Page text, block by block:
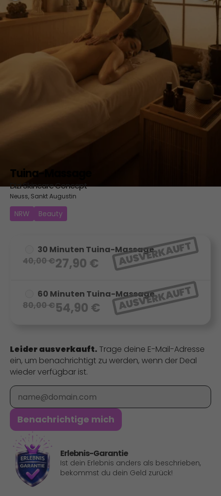
Tuina-Massage
Dizi Skincare Concept
Neuss, Sankt Augustin
NRW Beauty
30 Minuten Tuina-Massage
40,00€27,90 € AUSVERKAUFT
60 Minuten Tuina-Massage
80,00€54,90 € AUSVERKAUFT
Leider ausverkauft. Trage deine E-Mail-Adresse
ein, um benachrichtigt zu werden, wenn der Deal
wieder verfügbar ist.
E-Mail
Benachrichtige mich
Erlebnis-Garantie
Ist dein Erlebnis anders als beschrieben,
bekommst du dein Geld zurück!